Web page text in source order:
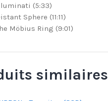
(5:33)
Sphere (11:11)
Möbius Ring (9:01)
similaires